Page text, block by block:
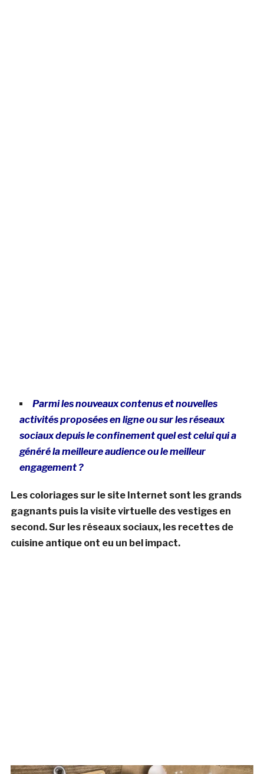
Parmi les nouveaux contenus et nouvelles
activités proposées en ligne ou sur les réseaux
sociaux depuis le confinement quel est celui qui a
généré la meilleure audience ou le meilleur
engagement ?
Les coloriages sur le site Internet sont les grands
gagnants puis la visite virtuelle des vestiges en
second. Sur les réseaux sociaux, les recettes de
cuisine antique ont eu un bel impact.